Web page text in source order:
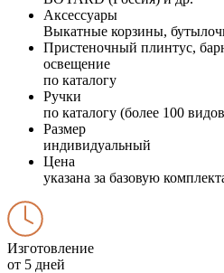
Аксессуары
Выкатные корзины,
Пристеночный плинтус,
освещение
по каталогу
Ручки
по каталогу (более 100
Размер
индивидуальный
Цена
указана за базовую
Изготовление
от 5 дней